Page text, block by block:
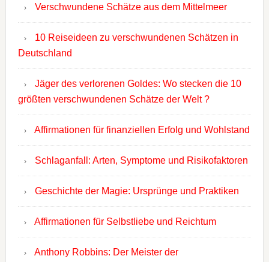
Verschwundene Schätze aus dem Mittelmeer
10 Reiseideen zu verschwundenen Schätzen in
Deutschland
Jäger des verlorenen Goldes: Wo stecken die 10
größten verschwundenen Schätze der Welt ?
Affirmationen für finanziellen Erfolg und Wohlstand
Schlaganfall: Arten, Symptome und Risikofaktoren
Geschichte der Magie: Ursprünge und Praktiken
Affirmationen für Selbstliebe und Reichtum
Anthony Robbins: Der Meister der